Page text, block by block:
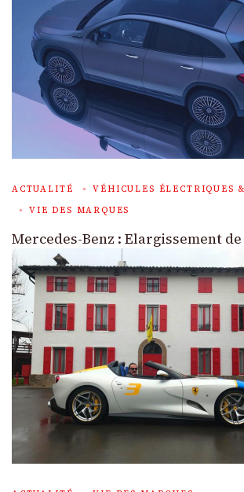
ACTUALITÉ
VÉHICULES ÉLECTRIQUES
VIE DES MARQUES
Mercedes-Benz : Elargissement de